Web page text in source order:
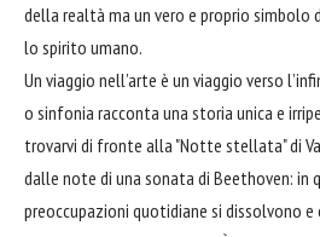
della realtà ma un vero e proprio simbolo
lo spirito umano.
Un viaggio nell’arte è un viaggio verso
o sinfonia racconta una storia unica e
trovarvi di fronte alla "Notte stellata" di
dalle note di una sonata di Beethoven: in
preoccupazioni quotidiane si dissolvono